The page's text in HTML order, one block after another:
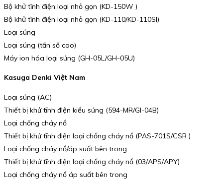
Bộ khử tĩnh điện loại nhỏ gọn (KD-150W )
Bộ khử tĩnh điện loại nhỏ gọn (KD-110/KD-110SI)
Loại súng
Loại súng (tần số cao)
Máy ion hóa loại súng (GH-05L/GH-05U)
Kasuga Denki Việt Nam
Loại súng (AC)
Thiết bị khử tĩnh điện kiểu súng (594-MR/GI-04B)
Loại chống cháy nổ
Thiết bị khử tĩnh điện loại chống cháy nổ (PAS-701S/CSR )
Loại chống cháy nổ/áp suất bên trong
Thiết bị khử tĩnh điện loại chống cháy nổ (03/APS/APY)
Loại chống cháy nổ áp suất bên trong